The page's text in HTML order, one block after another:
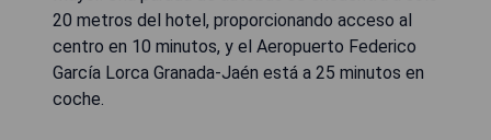
20 metros del hotel, proporcionando acceso al
centro en 10 minutos, y el Aeropuerto Federico
García Lorca Granada-Jaén está a 25 minutos en
coche.